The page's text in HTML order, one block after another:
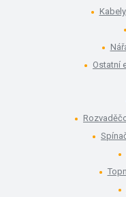
Ostatní